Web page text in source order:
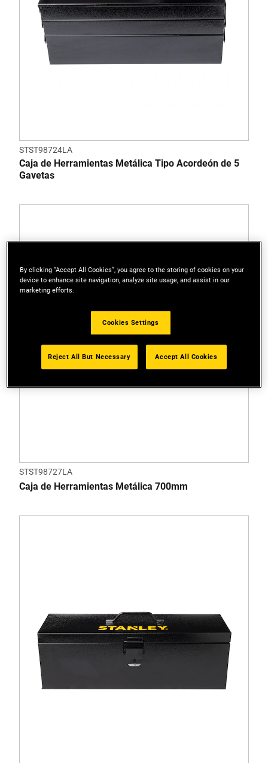
STST98724LA
Caja de Herramientas Metálica Tipo Acordeón de 5
Gavetas
STST98727LA
Caja de Herramientas Metálica 700mm
By clicking “Accept All Cookies”, you agree to the storing of cookies on your
device to enhance site navigation, analyze site usage, and assist in our
marketing efforts.
Cookies Settings
Reject All But Necessary Accept All Cookies